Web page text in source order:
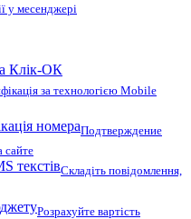
у месенджері
Клік-ОК
за технологією Mobile
номераПодтверждение
сайте
текстівСкладіть повідомлення,
Розрахуйте вартість